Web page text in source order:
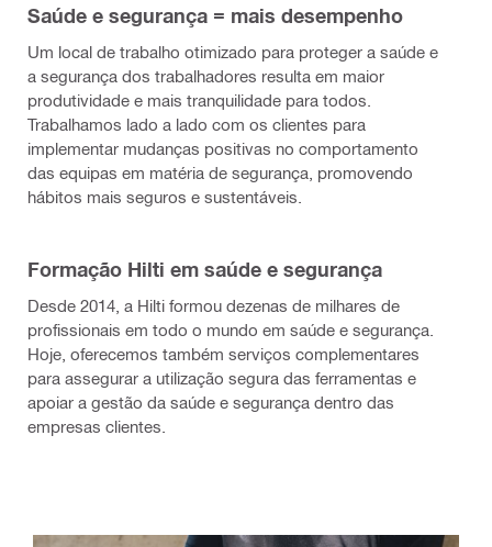
Saúde e segurança = mais desempenho
Um local de trabalho otimizado para proteger a saúde e
a segurança dos trabalhadores resulta em maior
produtividade e mais tranquilidade para todos.
Trabalhamos lado a lado com os clientes para
implementar mudanças positivas no comportamento
das equipas em matéria de segurança, promovendo
hábitos mais seguros e sustentáveis.
Formação Hilti em saúde e segurança
Desde 2014, a Hilti formou dezenas de milhares de
profissionais em todo o mundo em saúde e segurança.
Hoje, oferecemos também serviços complementares
para assegurar a utilização segura das ferramentas e
apoiar a gestão da saúde e segurança dentro das
empresas clientes.